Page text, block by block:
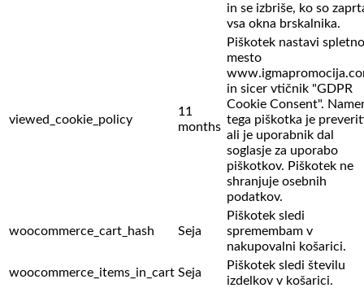
in se izbriše, ko so
vsa okna brskalnika.
viewed_cookie_policy
11
months
Piškotek nastavi spletno
mesto
in sicer vtičnik "GDPR
Cookie Consent".
tega piškotka je
ali je uporabnik dal
soglasje za uporabo
piškotkov. Piškotek ne
shranjuje osebnih
podatkov.
woocommerce_cart_hash Seja
Piškotek sledi
spremembam v
nakupovalni košarici.
woocommerce_items_in_cart Seja
Piškotek sledi številu
izdelkov v košarici.